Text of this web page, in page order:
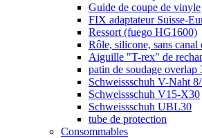
Guide de coupe de vinyle
FIX adaptateur Suisse-
Ressort (fuego HG1600)
Rôle, silicone, sans
Aiguille "T-rex" de
patin de soudage
Schweissschuh V-Naht
Schweissschuh V15-X30
Schweissschuh UBL30
tube de protection
Consommables